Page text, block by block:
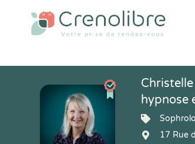
hypnose
17 Rue